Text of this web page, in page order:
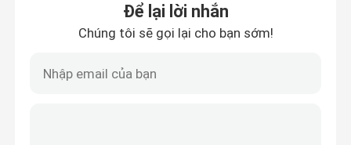
Thanh tác động băng tải
giường tác động băng tải
Để lại lời nhắn
Chúng tôi sẽ gọi lại cho bạn sớm!